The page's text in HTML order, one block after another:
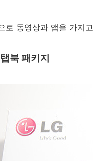
로 동영상과 앱을 가지
북 패키지